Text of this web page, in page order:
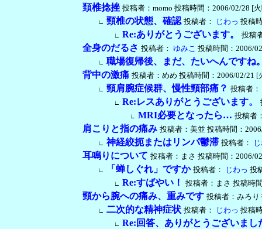
頚椎捻挫 投稿者：momo 投稿時間：2006/02/28 [
∟ 頸椎の状態、確認 投稿者： じわっ 投稿
∟ Re:ありがとうございます。 投稿
全身のだるさ 投稿者： ゆみこ 投稿時間：2006/
∟
職場復帰後、まだ、たいへんですね
背中の激痛 投稿者：めめ 投稿時間：2006/02/21 [
∟ 頸肩腕症候群、慢性頸部痛？ 投稿者：
∟ Re:レスありがとうございます。
∟ MRI必要となったら… 投稿者
肩こりと指の痛み 投稿者：美並 投稿時間：
∟ 神経絞扼またはリンパ鬱滞 投稿者：
耳鳴りについて 投稿者：まさ 投稿時間：2006/
∟ 「蝉しぐれ」ですか 投稿者： じわっ 投
∟ Re:すばやい！ 投稿者：まさ 投稿時
頸から腕への痛み、重みです 投稿者：みろり
∟ 二次的な精神症状 投稿者： じわっ 投稿
∟ Re:回答、ありがとうございまし